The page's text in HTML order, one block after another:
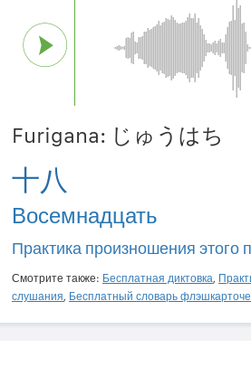
Furigana: じゅうはち
十八
Восемнадцать
Практика произношения этого
Смотрите также: Бесплатная диктовка,
слушания, Бесплатный словарь